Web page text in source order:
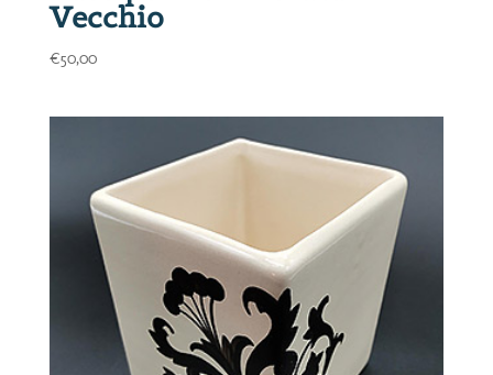
Vecchio
€50,00